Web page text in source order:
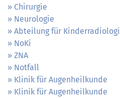
Chirurgie
Neurologie
Abteilung für
NoKi
ZNA
Notfall
Klinik für Augenheilkunde
Klinik für Augenheilkunde